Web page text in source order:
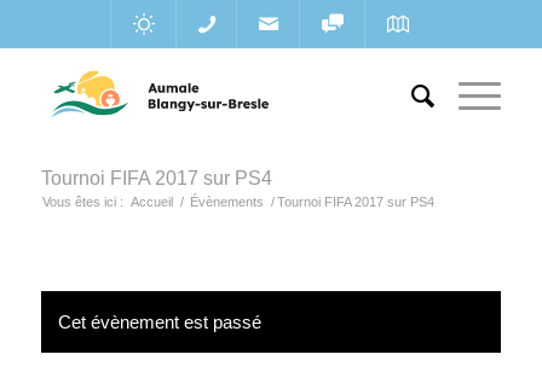
Tournoi FIFA 2017 sur PS4
Vous êtes ici : Accueil / Évènements / Tournoi FIFA 2017 sur PS4
Cet évènement est passé